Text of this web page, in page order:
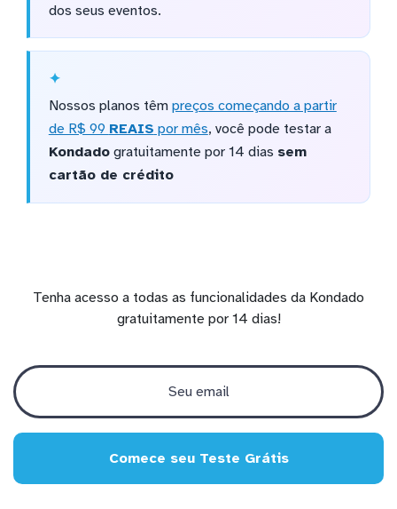
dos seus eventos.
Nossos planos têm preços começando a partir
de R$ 99 REAIS por mês, você pode testar a
Kondadogratuitamente por 14 dias sem
cartão de crédito
Tenha acesso a todas as funcionalidades da Kondado
gratuitamente por 14 dias!
Comece seu Teste Grátis